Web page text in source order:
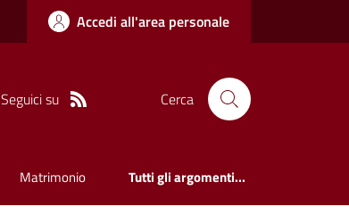
Accedi all'area personale
Seguici su Cerca
Matrimonio Tutti gli argomenti...